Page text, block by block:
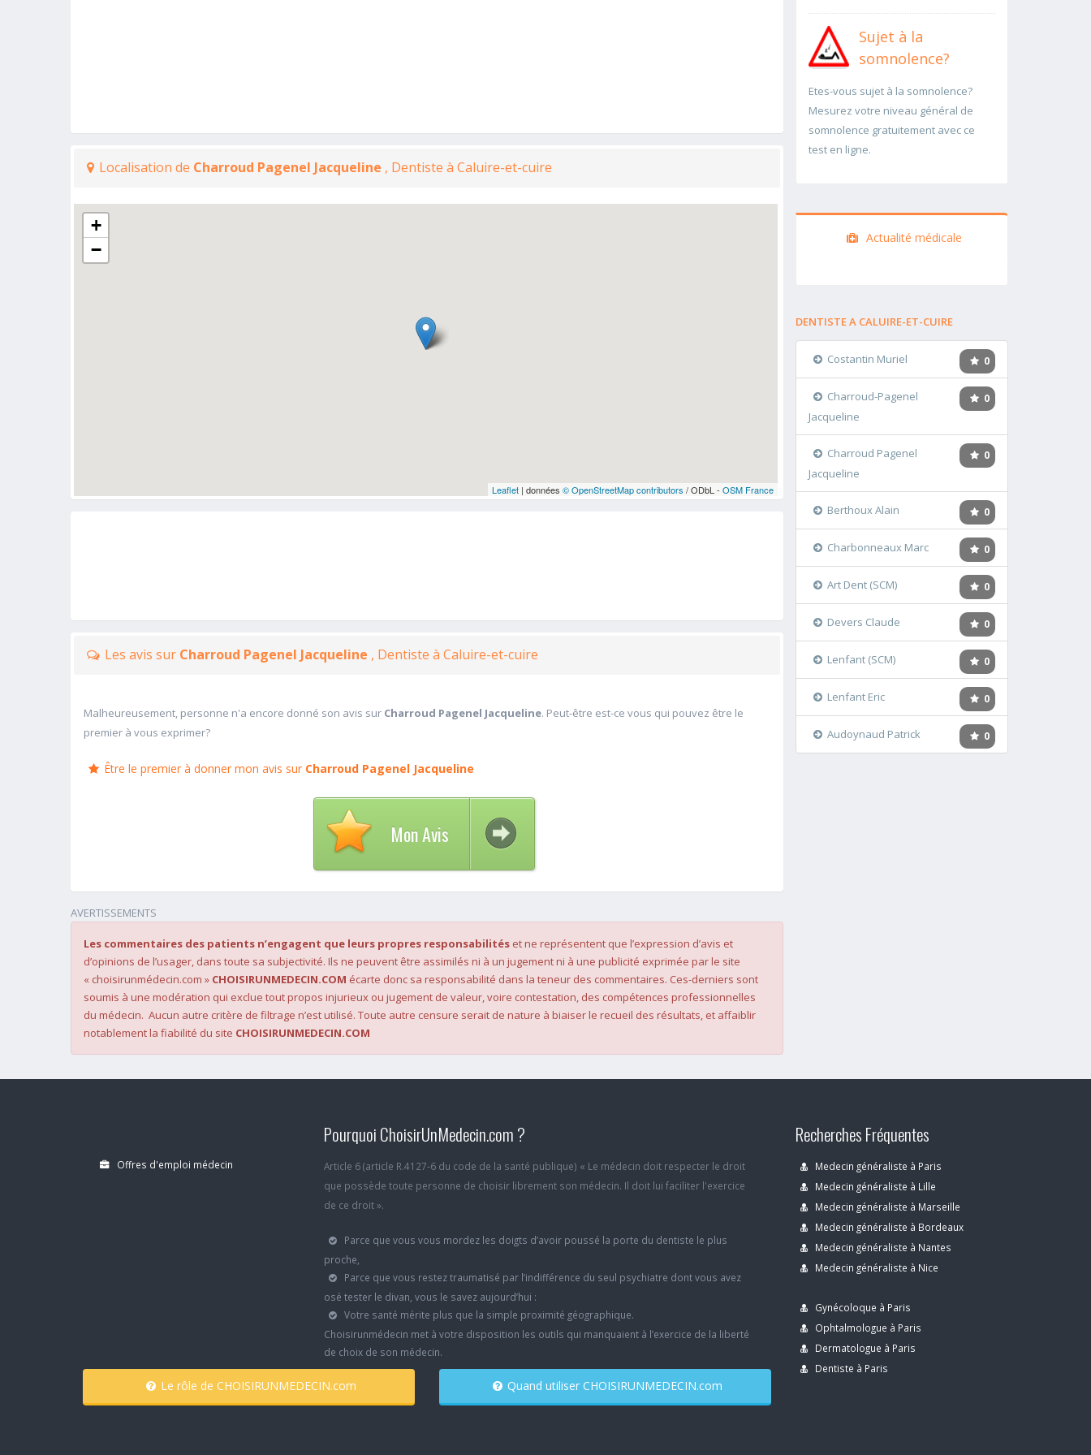
Localisation de Charroud Pagenel Jacqueline , Dentiste à Caluire-et-cuire
+
−
Leaflet| données © OpenStreetMap contributors / ODbL - OSM France
Les avis sur Charroud Pagenel Jacqueline , Dentiste à Caluire-et-cuire
Malheureusement, personne n'a encore donné son avis sur Charroud Pagenel Jacqueline. Peut-être est-ce vous qui pouvez être le
premier à vous exprimer?
Être le premier à donner mon avis sur Charroud Pagenel Jacqueline
Mon Avis
AVERTISSEMENTS
Les commentaires des patients n’engagent que leurs propres responsabilités et ne représentent que l’expression d’avis et
d’opinions de l’usager, dans toute sa subjectivité. Ils ne peuvent être assimilés ni à un jugement ni à une publicité exprimée par le site
« choisirunmédecin.com » CHOISIRUNMEDECIN.COM écarte donc sa responsabilité dans la teneur des commentaires. Ces-derniers sont
soumis à une modération qui exclue tout propos injurieux ou jugement de valeur, voire contestation, des compétences professionnelles
du médecin. Aucun autre critère de filtrage n’est utilisé. Toute autre censure serait de nature à biaiser le recueil des résultats, et affaiblir
notablement la fiabilité du site CHOISIRUNMEDECIN.COM
Sujet à la
somnolence?
Etes-vous sujet à la somnolence?
Mesurez votre niveau général de
somnolence gratuitement avec ce
test en ligne.
Actualité médicale
DENTISTE A CALUIRE-ET-CUIRE
0
Costantin Muriel
0
Charroud-Pagenel
Jacqueline
0
Charroud Pagenel
Jacqueline
0
Berthoux Alain
0
Charbonneaux Marc
0
Art Dent (SCM)
0
Devers Claude
0
Lenfant (SCM)
0
Lenfant Eric
0
Audoynaud Patrick
Offres d'emploi médecin
Pourquoi ChoisirUnMedecin.com ?
Article 6 (article R.4127-6 du code de la santé publique) « Le médecin doit respecter le droit
que possède toute personne de choisir librement son médecin. Il doit lui faciliter l'exercice
de ce droit ».
Parce que vous vous mordez les doigts d’avoir poussé la porte du dentiste le plus
proche,
Parce que vous restez traumatisé par l’indifférence du seul psychiatre dont vous avez
osé tester le divan, vous le savez aujourd’hui :
Votre santé mérite plus que la simple proximité géographique.
Choisirunmédecin met à votre disposition les outils qui manquaient à l’exercice de la liberté
de choix de son médecin.
Le rôle de CHOISIRUNMEDECIN.com Quand utiliser CHOISIRUNMEDECIN.com
Recherches Fréquentes
Medecin généraliste à Paris
Medecin généraliste à Lille
Medecin généraliste à Marseille
Medecin généraliste à Bordeaux
Medecin généraliste à Nantes
Medecin généraliste à Nice
Gynécoloque à Paris
Ophtalmologue à Paris
Dermatologue à Paris
Dentiste à Paris